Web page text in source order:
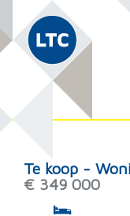
Te koop -
€ 349 000